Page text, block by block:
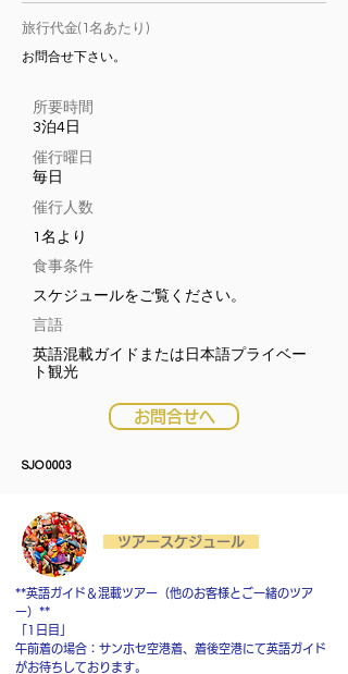
旅行代金(1名あたり)
お問合せ下さい。
所要​時間
3泊4日
​催行曜日
毎日
催行人数
1名より
食事条件
スケジュールをご覧ください。
言語
英語混載ガイドまたは日本語プライベー
ト観光
お問合せへ
SJO 0003
​ ツアースケジュール
**英語ガイド＆混載ツアー（他のお客様とご一緒のツア
ー）**
「1日目」
午前着の場合：サンホセ空港着、着後空港にて英語ガイド
がお待ちしております。